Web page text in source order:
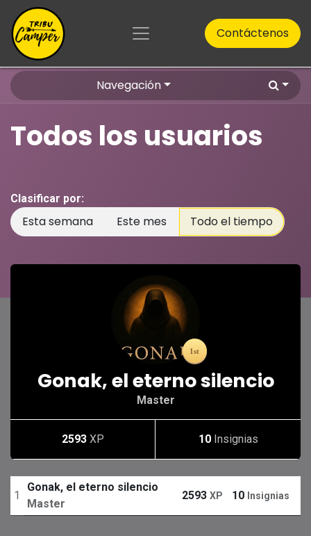
Ir al contenido
Contáctenos
Navegación
Todos los usuarios
Clasificar por:
Esta semana Este mes Todo el tiempo
Gonak, el eterno silencio
Master
2593 XP 10 Insignias
1
Gonak, el eterno silencio
Master
2593 XP 10 Insignias